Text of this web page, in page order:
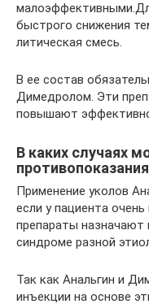
быстрого снижения
литическая смесь.
В ее состав
Димедролом. Эти
повышают
В каких случаях
противопоказания
Применение уколов
если у пациента
препараты назначают
синдроме разной
Так как Анальгин и
инъекции на основе